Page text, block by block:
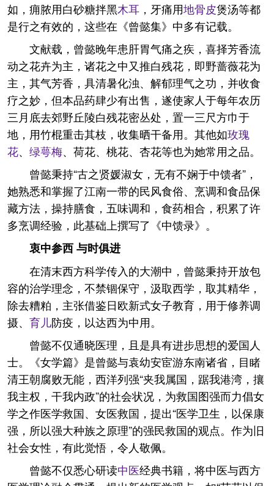
如，痈脓用白砂糖拌黑木耳 ，牙痛用地骨皮煲汤等都
是行之有效的，这些在《曾懿集》中多有记载。
文献载，曾懿晚年患肝胃气痛之疾，喜择芳香流
动之花卉为主，诸花之中又推白残花，即野蔷薇花为
主，其气芳香，具清暑化浊、解郁理气之功，并收食
疗之妙，但本品药肆少有出售，遂使家人于每年农历
三月底去郊野丘陵白残花密丛处，置一三尺方巾于
地，用竹棍重击其枝，收集晒干备用。其他如玫瑰
花、 绿萼梅、荷花、桃花、杏花等也为她常用之品。
曾懿秉持“古之贤媛淑女，无有不娴于中馈者”，
她熟悉和掌握了江南一带的民风食俗、烹调和食品保
藏方法，操持膳食，五味调和，食药相合，积累了许
多烹调经验，此基础上撰写了《中馈录》。
衷中参西 与时俱进
在清末西方科学传入的大潮中，曾懿秉持开放包
容的治学理念，不禁锢保守，汲取西学，取其精华，
除去糟粕，主张借鉴日欧新式女子教育，用于修养调
摄、 育儿防疫，以达西为中用。
曾懿不仅通晓医理，且是具有进步思想的爱国人
士。《女学篇》是曾懿与袁幼安宦游东南诸省，目睹
清王朝腐败无能，西洋列强“夹我属国，踞我港湾，攘
我主权，干我内政”的社会状况，为救国图强而力倡女
学之作医学救国、女医救国，提出“医学卫生，以保康
强，所以强大种族之原理”的强民救国的观点。作为旧
社会女性，有此觉悟，令人敬佩。
曾懿不仅悉心研读中医经典书籍，将中医与西方